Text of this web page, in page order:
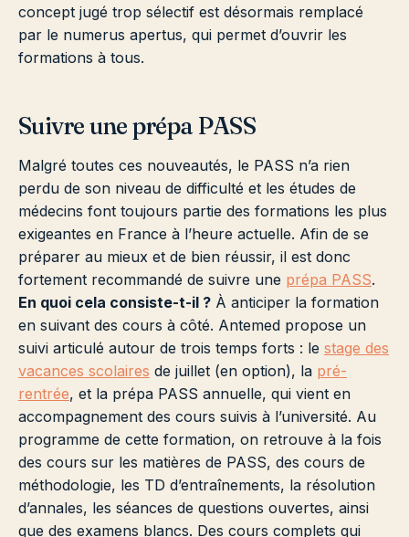
concept jugé trop sélectif est désormais remplacé
par le numerus apertus, qui permet d’ouvrir les
formations à tous.
Suivre une prépa PASS
Malgré toutes ces nouveautés, le PASS n’a rien
perdu de son niveau de difficulté et les études de
médecins font toujours partie des formations les plus
exigeantes en France à l’heure actuelle. Afin de se
préparer au mieux et de bien réussir, il est donc
fortement recommandé de suivre une prépa PASS.
En quoi cela consiste-t-il ? À anticiper la formation
en suivant des cours à côté. Antemed propose un
suivi articulé autour de trois temps forts : le stage des
vacances scolaires de juillet (en option), la pré-
rentrée, et la prépa PASS annuelle, qui vient en
accompagnement des cours suivis à l’université. Au
programme de cette formation, on retrouve à la fois
des cours sur les matières de PASS, des cours de
méthodologie, les TD d’entraînements, la résolution
d’annales, les séances de questions ouvertes, ainsi
que des examens blancs. Des cours complets qui